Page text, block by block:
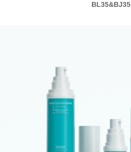
BL35&BJ35